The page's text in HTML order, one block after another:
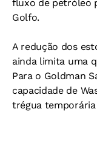
fluxo de petróleo
Golfo.
A redução dos
ainda limita uma
Para o Goldman
capacidade de
trégua